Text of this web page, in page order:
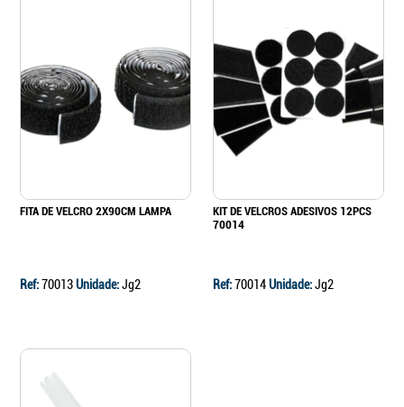
FITA DE VELCRO 2X90CM LAMPA
Ref:70013Unidade:Jg2
KIT DE VELCROS ADESIVOS 12PCS
70014
Ref:70014Unidade:Jg2
Continuar a comprar
Ir para o carrinho